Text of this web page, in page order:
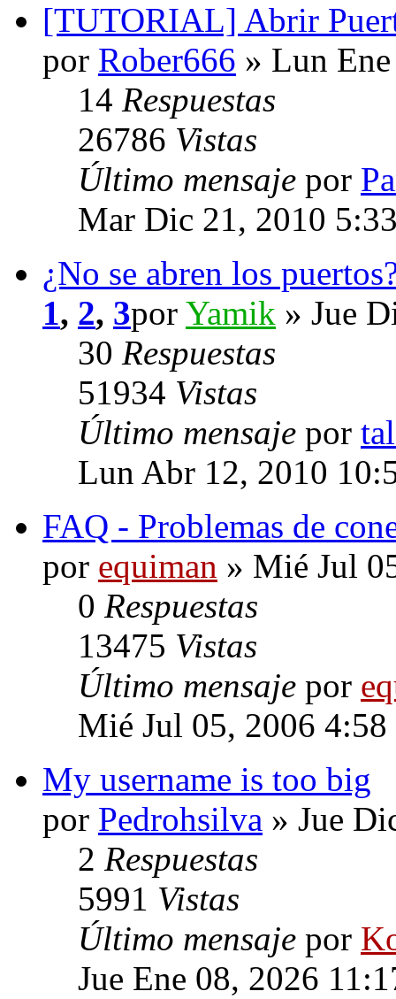
[TUTORIAL] Abrir
por Rober666 » Lun
14 Respuestas
26786 Vistas
Último mensaje por
Mar Dic 21, 2010
¿No se abren los
1, 2, 3por Yamik » Jue
30 Respuestas
51934 Vistas
Último mensaje por
Lun Abr 12, 2010
FAQ - Problemas de
por equiman » Mié Jul
0 Respuestas
13475 Vistas
Último mensaje por
Mié Jul 05, 2006 4:58
My username is too big
por Pedrohsilva » Jue
2 Respuestas
5991 Vistas
Último mensaje por
Jue Ene 08, 2026